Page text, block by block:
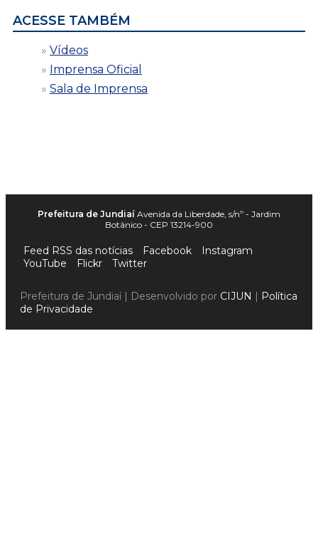
ACESSE TAMBÉM
Vídeos
Imprensa Oficial
Sala de Imprensa
Prefeitura de Jundiaí Avenida da Liberdade, s/nº - Jardim
Botânico - CEP 13214-900
Feed RSS das notícias Facebook
Instagram
YouTube
Flickr Twitter
Prefeitura de Jundiaí | Desenvolvido por CIJUN | Política
de Privacidade